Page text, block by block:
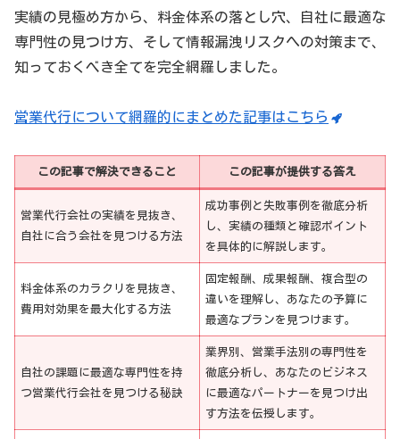
実績の見極め方から、料金体系の落とし穴、自社に最適な
専門性の見つけ方、そして情報漏洩リスクへの対策まで、
知っておくべき全てを完全網羅しました。
営業代行について網羅的にまとめた記事はこちら
この記事で解決できること この記事が提供する答え
営業代行会社の実績を見抜き、
自社に合う会社を見つける方法
成功事例と失敗事例を徹底分析
し、実績の種類と確認ポイント
を具体的に解説します。
料金体系のカラクリを見抜き、
費用対効果を最大化する方法
固定報酬、成果報酬、複合型の
違いを理解し、あなたの予算に
最適なプランを見つけます。
自社の課題に最適な専門性を持
つ営業代行会社を見つける秘訣
業界別、営業手法別の専門性を
徹底分析し、あなたのビジネス
に最適なパートナーを見つけ出
す方法を伝授します。